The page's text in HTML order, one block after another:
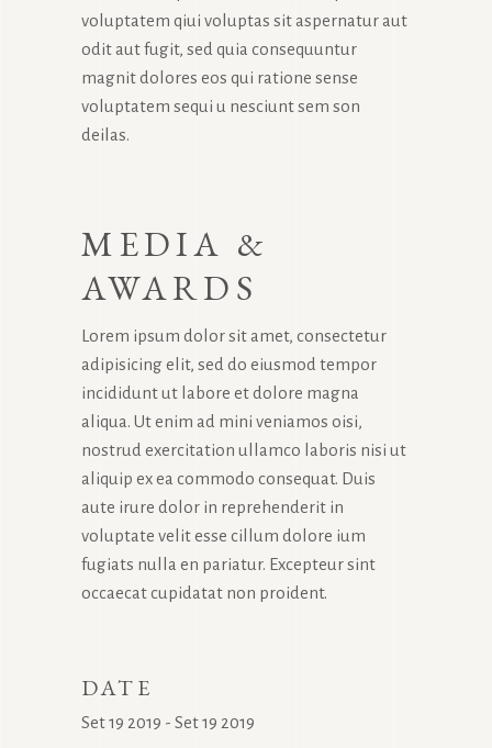
voluptatem qiui voluptas sit aspernatur aut
odit aut fugit, sed quia consequuntur
magnit dolores eos qui ratione sense
voluptatem sequi u nesciunt sem son
deilas.
MEDIA &
AWARDS
Lorem ipsum dolor sit amet, consectetur
adipisicing elit, sed do eiusmod tempor
incididunt ut labore et dolore magna
aliqua. Ut enim ad mini veniamos oisi,
nostrud exercitation ullamco laboris nisi ut
aliquip ex ea commodo consequat. Duis
aute irure dolor in reprehenderit in
voluptate velit esse cillum dolore ium
fugiats nulla en pariatur. Excepteur sint
occaecat cupidatat non proident.
DATE
Set 19 2019 - Set 19 2019